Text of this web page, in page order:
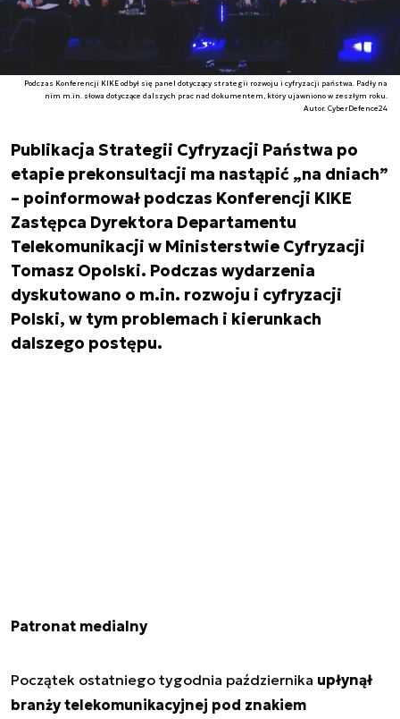
Podczas Konferencji KIKE odbył się panel dotyczący strategii rozwoju i cyfryzacji państwa. Padły na
nim m.in. słowa dotyczące dalszych prac nad dokumentem, który ujawniono w zeszłym roku.
Autor. CyberDefence24
Publikacja Strategii Cyfryzacji Państwa po
etapie prekonsultacji ma nastąpić „na dniach”
– poinformował podczas Konferencji KIKE
Zastępca Dyrektora Departamentu
Telekomunikacji w Ministerstwie Cyfryzacji
Tomasz Opolski. Podczas wydarzenia
dyskutowano o m.in. rozwoju i cyfryzacji
Polski, w tym problemach i kierunkach
dalszego postępu.
Patronat medialny
Początek ostatniego tygodnia października upłynął
branży telekomunikacyjnej pod znakiem